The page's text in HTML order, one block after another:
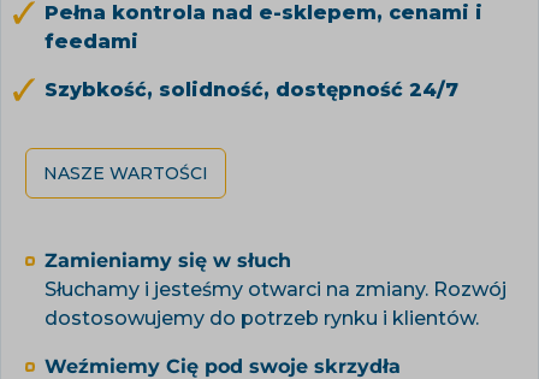
Pełna kontrola nad e-sklepem, cenami i
feedami
Szybkość, solidność, dostępność 24/7
NASZE WARTOŚCI
Zamieniamy się w słuch
Słuchamy i jesteśmy otwarci na zmiany. Rozwój
dostosowujemy do potrzeb rynku i klientów.
Weźmiemy Cię pod swoje skrzydła